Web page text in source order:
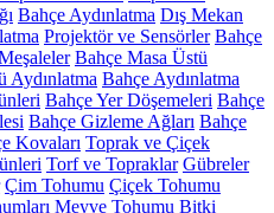
Bahçe Aydınlatma Dış Mekan
Projektör ve Sensörler Bahçe
Bahçe Masa Üstü
Aydınlatma Bahçe Aydınlatma
Bahçe Yer Döşemeleri Bahçe
Bahçe Gizleme Ağları Bahçe
Kovaları Toprak ve Çiçek
Torf ve Topraklar Gübreler
Çim Tohumu Çiçek Tohumu
Meyve Tohumu Bitki